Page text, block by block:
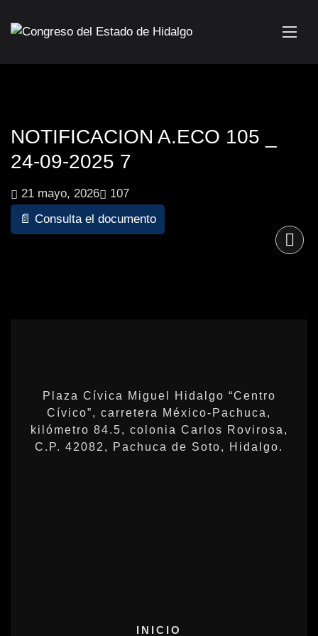
NOTIFICACION A.ECO 105 _
24-09-2025 7
21 mayo, 2026
107
📄 Consulta el documento
Plaza Cívica Miguel Hidalgo “Centro
Cívico”, carretera México-Pachuca,
kilómetro 84.5, colonia Carlos Rovirosa,
C.P. 42082, Pachuca de Soto, Hidalgo.
INICIO